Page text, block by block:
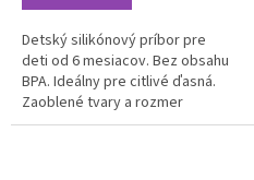
Detský silikónový príbor pre
deti od 6 mesiacov. Bez obsahu
BPA. Ideálny pre citlivé ďasná.
Zaoblené tvary a rozmer
vhodný pre malé detské rúčky.